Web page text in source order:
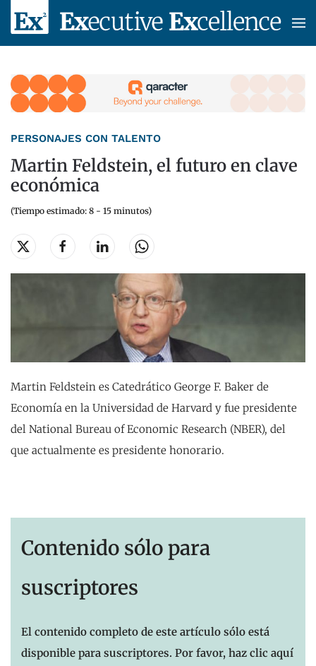
Skip to main content
PERSONAJES CON TALENTO
Martin Feldstein, el futuro en clave
económica
(Tiempo estimado: 8 - 15 minutos)
Martin Feldstein es Catedrático George F. Baker de
Economía en la Universidad de Harvard y fue presidente
del National Bureau of Economic Research (NBER), del
que actualmente es presidente honorario.
Contenido sólo para
suscriptores
El contenido completo de este artículo sólo está
disponible para suscriptores. Por favor, haz clic aquí